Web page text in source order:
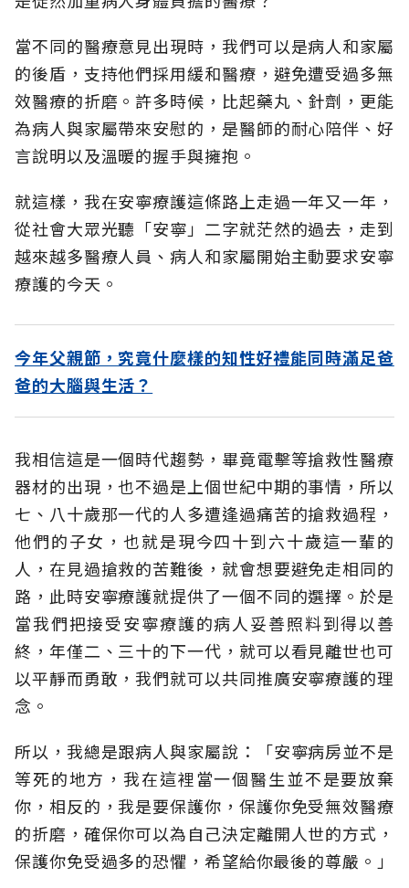
當不同的醫療意見出現時，我們可以是病人和家屬
的後盾，支持他們採用緩和醫療，避免遭受過多無
效醫療的折磨。許多時候，比起藥丸、針劑，更能
為病人與家屬帶來安慰的，是醫師的耐心陪伴、好
言說明以及溫暖的握手與擁抱。
就這樣，我在安寧療護這條路上走過一年又一年，
從社會大眾光聽「安寧」二字就茫然的過去，走到
越來越多醫療人員、病人和家屬開始主動要求安寧
療護的今天。
今年父親節，究竟什麼樣的知性好禮能同時滿足爸
爸的大腦與生活？
我相信這是一個時代趨勢，畢竟電擊等搶救性醫療
器材的出現，也不過是上個世紀中期的事情，所以
七、八十歲那一代的人多遭逢過痛苦的搶救過程，
他們的子女，也就是現今四十到六十歲這一輩的
人，在見過搶救的苦難後，就會想要避免走相同的
路，此時安寧療護就提供了一個不同的選擇。於是
當我們把接受安寧療護的病人妥善照料到得以善
終，年僅二、三十的下一代，就可以看見離世也可
以平靜而勇敢，我們就可以共同推廣安寧療護的理
念。
所以，我總是跟病人與家屬說：「安寧病房並不是
等死的地方，我在這裡當一個醫生並不是要放棄
你，相反的，我是要保護你，保護你免受無效醫療
的折磨，確保你可以為自己決定離開人世的方式，
保護你免受過多的恐懼，希望給你最後的尊嚴。」